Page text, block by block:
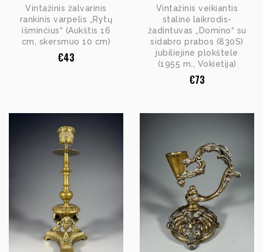
Vintažinis žalvarinis
rankinis varpelis „Rytų
išminčius“ (Aukštis 16
cm, skersmuo 10 cm)
€43
Vintažinis veikiantis
stalinė laikrodis-
žadintuvas „Domino“ su
sidabro prabos (830S)
jubiliejine plokštele
(1955 m., Vokietija)
€73